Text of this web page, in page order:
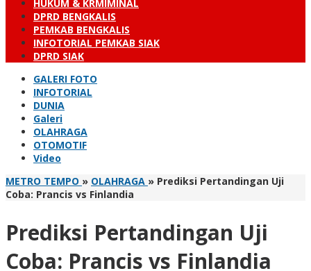
HUKUM & KRMIMINAL
DPRD BENGKALIS
PEMKAB BENGKALIS
INFOTORIAL PEMKAB SIAK
DPRD SIAK
GALERI FOTO
INFOTORIAL
DUNIA
Galeri
OLAHRAGA
OTOMOTIF
Video
METRO TEMPO » OLAHRAGA » Prediksi Pertandingan Uji
Coba: Prancis vs Finlandia
Prediksi Pertandingan Uji
Coba: Prancis vs Finlandia